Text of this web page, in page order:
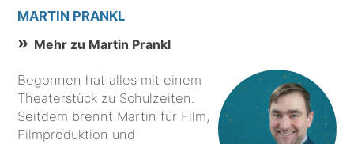
MARTIN PRANKL
Mehr zu Martin Prankl
Begonnen hat alles mit einem
Theaterstück zu Schulzeiten.
Seitdem brennt Martin für Film,
Filmproduktion und